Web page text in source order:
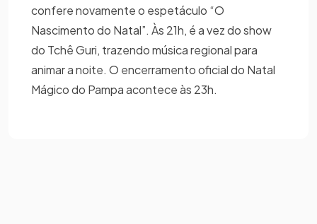
confere novamente o espetáculo “O
Nascimento do Natal”. Às 21h, é a vez do show
do Tchê Guri, trazendo música regional para
animar a noite. O encerramento oficial do Natal
Mágico do Pampa acontece às 23h.